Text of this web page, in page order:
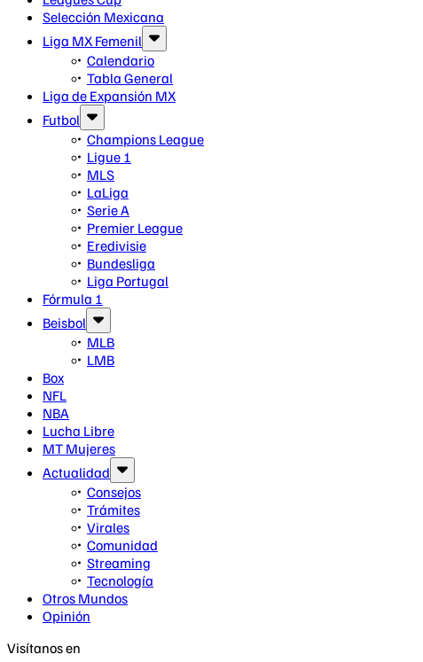
Selección Mexicana
Liga MX Femenil
Calendario
Tabla General
Liga de Expansión MX
Futbol
Champions League
Ligue 1
MLS
LaLiga
Serie A
Premier League
Eredivisie
Bundesliga
Liga Portugal
Fórmula 1
Beisbol
MLB
LMB
Box
NFL
NBA
Lucha Libre
MT Mujeres
Actualidad
Consejos
Trámites
Virales
Comunidad
Streaming
Tecnología
Otros Mundos
Opinión
Visítanos en